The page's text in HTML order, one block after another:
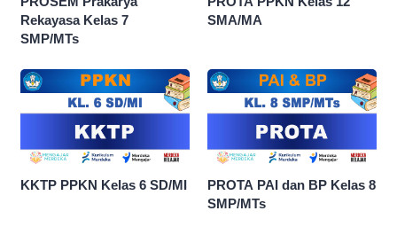
Rekayasa Kelas 7
SMP/MTs
SMA/MA
KKTP PPKN Kelas 6 SD/MI
PROTA PAI dan BP Kelas 8
SMP/MTs